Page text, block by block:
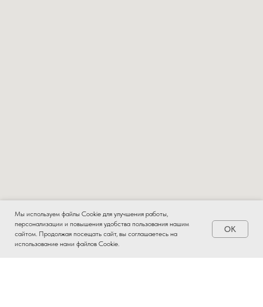
Мы используем файлы Cookie для улучшения работы,
персонализации и повышения удобства пользования нашим
сайтом. Продолжая посещать сайт, вы соглашаетесь на
использование нами файлов Cookie.
OK